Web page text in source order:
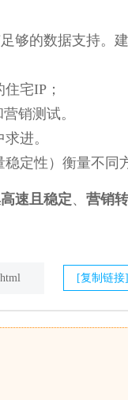
够的数据支持。建
宅IP；
销测试。
进。
定性）衡量不同
速且稳定、 营销
[复制链接]